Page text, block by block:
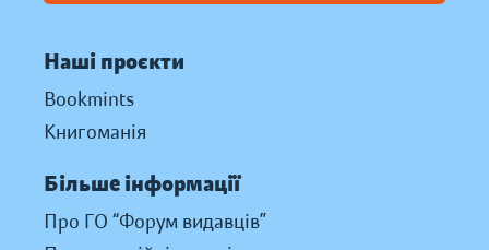
Наші проєкти
Bookmints
Книгоманія
Більше інформації
Про ГО “Форум видавців”